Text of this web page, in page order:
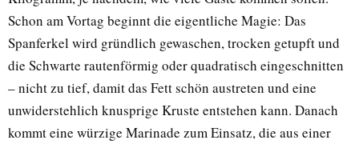
Schon am Vortag beginnt die eigentliche Magie: Das
Spanferkel wird gründlich gewaschen, trocken getupft und
die Schwarte rautenförmig oder quadratisch eingeschnitten
– nicht zu tief, damit das Fett schön austreten und eine
unwiderstehlich knusprige Kruste entstehen kann. Danach
kommt eine würzige Marinade zum Einsatz, die aus einer